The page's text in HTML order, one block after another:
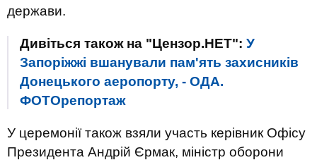
держави.
Дивіться також на "Цензор.НЕТ": У
Запоріжжі вшанували пам'ять захисників
Донецького аеропорту, - ОДА.
ФОТОрепортаж
У церемонії також взяли участь керівник Офісу
Президента Андрій Єрмак, міністр оборони